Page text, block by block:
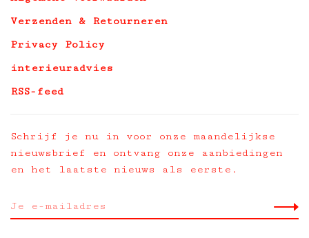
Verzenden & Retourneren
Privacy Policy
interieuradvies
RSS-feed
Schrijf je nu in voor onze maandelijkse
nieuwsbrief en ontvang onze aanbiedingen
en het laatste nieuws als eerste.